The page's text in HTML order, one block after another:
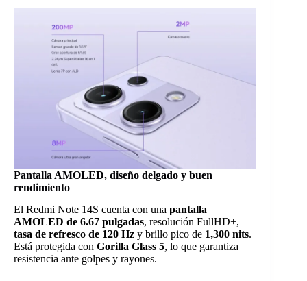
Pantalla AMOLED, diseño delgado y buen
rendimiento
El Redmi Note 14S cuenta con una pantalla
AMOLED de 6.67 pulgadas, resolución FullHD+,
tasa de refresco de 120 Hz y brillo pico de 1,300 nits.
Está protegida con Gorilla Glass 5, lo que garantiza
resistencia ante golpes y rayones.